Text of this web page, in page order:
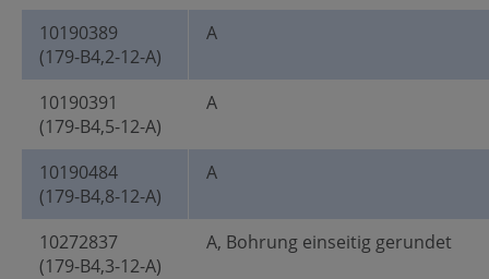
10190389
(179-B4,2-12-A)
A
10190391
(179-B4,5-12-A)
A
10190484
(179-B4,8-12-A)
A
10272837
(179-B4,3-12-A)
A, Bohrung einseitig gerundet